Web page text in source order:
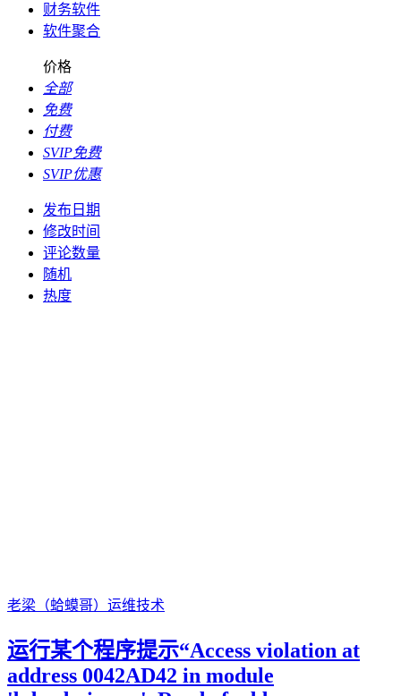
财务软件
软件聚合
价格
全部
免费
付费
SVIP免费
SVIP优惠
发布日期
修改时间
评论数量
随机
热度
老梁（蛤蟆哥） 运维技术
运行某个程序提示“Access violation at
address 0042AD42 in module